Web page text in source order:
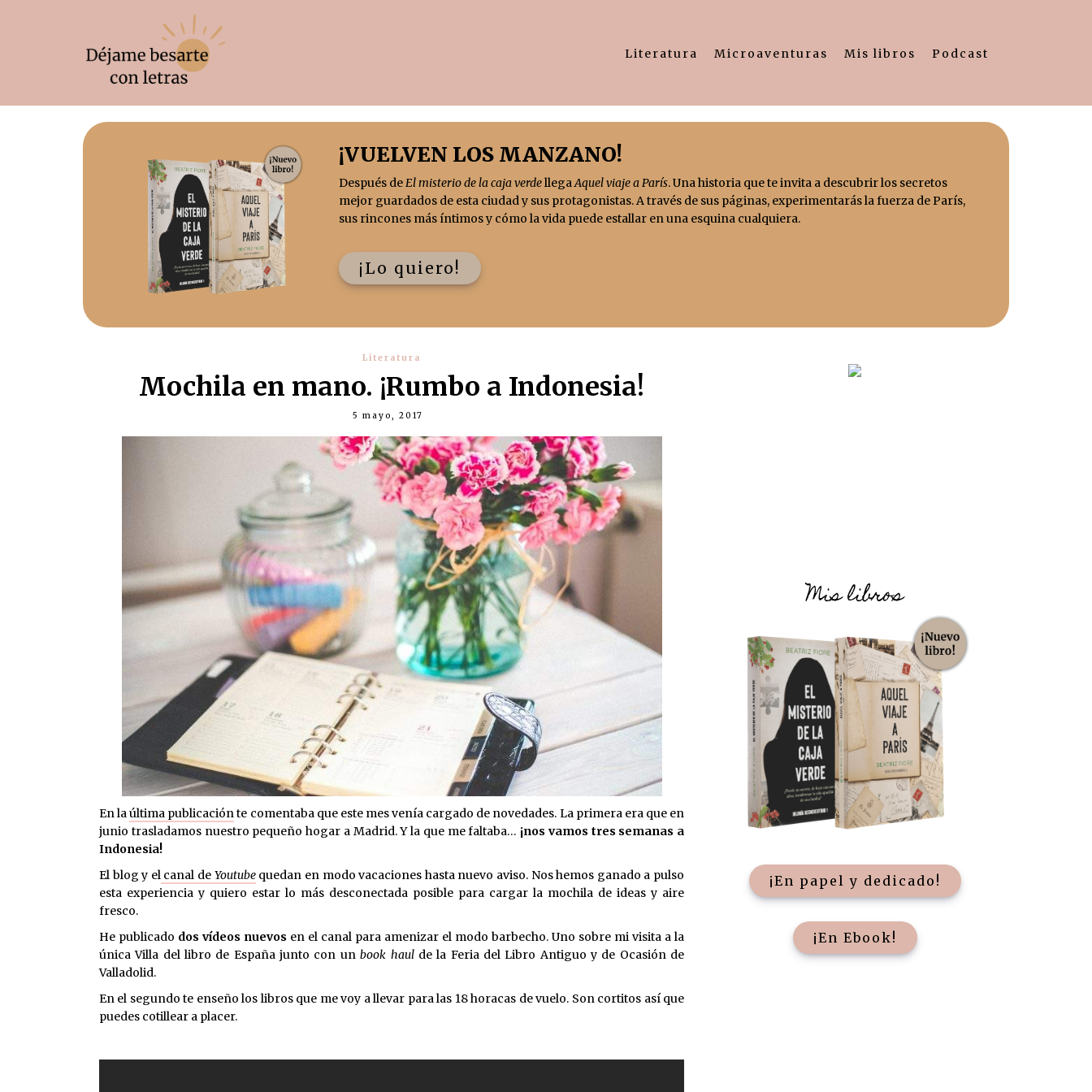
Literatura Microaventuras Mis libros Podcast
¡VUELVEN LOS MANZANO!
Después deEl misterio de la caja verdellegaAquel viaje a París. Una historia que te invita a descubrir los secretos
mejor guardados de esta ciudad y sus protagonistas. A través de sus páginas, experimentarás la fuerza de París,
sus rincones más íntimos y cómo la vida puede estallar en una esquina cualquiera.
¡Lo quiero!
Literatura
Mochila en mano. ¡Rumbo a Indonesia!
5 mayo, 2017
En laúltima publicaciónte comentaba que este mes venía cargado de novedades. La primera era que en
junio trasladamos nuestro pequeño hogar a Madrid. Y la que me faltaba… ¡nos vamos tres semanas a
Indonesia!
El blog y elcanal de Youtubequedan en modo vacaciones hasta nuevo aviso. Nos hemos ganado a pulso
esta experiencia y quiero estar lo más desconectada posible para cargar la mochila de ideas y aire
fresco.
He publicado dos vídeos nuevos en el canal para amenizar el modo barbecho. Uno sobre mi visita a la
única Villa del libro de España junto con unbook haulde la Feria del Libro Antiguo y de Ocasión de
Valladolid.
En el segundo te enseño los libros que me voy a llevar para las 18 horacas de vuelo. Son cortitos así que
puedes cotillear a placer.
Mis libros
¡En papel y dedicado!
¡En Ebook!